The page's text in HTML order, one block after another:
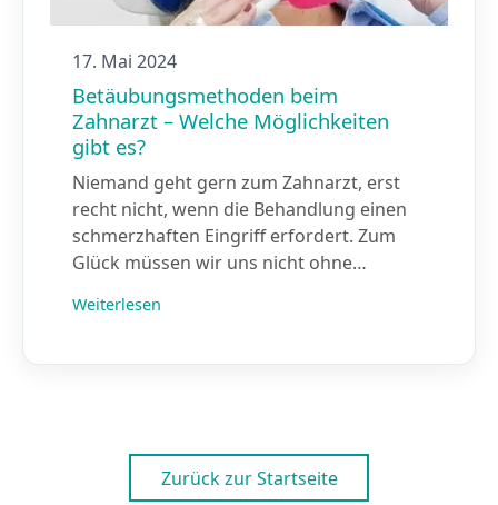
17. Mai 2024
Betäubungs­methoden beim
Zahnarzt – Welche Möglichkeiten
gibt es?
Niemand geht gern zum Zahnarzt, erst
recht nicht, wenn die Behandlung einen
schmerzhaften Eingriff erfordert. Zum
Glück müssen wir uns nicht ohne…
Weiterlesen
Zurück zur Startseite